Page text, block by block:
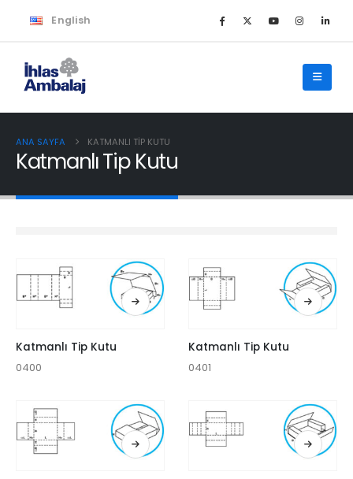
English
ANA SAYFA KATMANLI TIP KUTU
Katmanlı Tip Kutu
Katmanlı Tip Kutu
0400
Katmanlı Tip Kutu
0401